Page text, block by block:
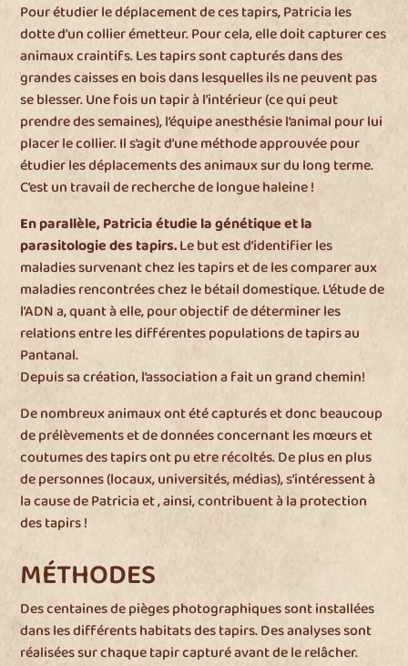
Pour étudier le déplacement de ces tapirs, Patricia les
dotte d’un collier émetteur. Pour cela, elle doit capturer ces
animaux craintifs. Les tapirs sont capturés dans des
grandes caisses en bois dans lesquelles ils ne peuvent pas
se blesser. Une fois un tapir à l’intérieur (ce qui peut
prendre des semaines), l’équipe anesthésie l’animal pour lui
placer le collier. Il s’agit d’une méthode approuvée pour
étudier les déplacements des animaux sur du long terme.
C’est un travail de recherche de longue haleine !
En parallèle, Patricia étudie la génétique et la
parasitologie des tapirs.Le but est d’identifier les
maladies survenant chez les tapirs et de les comparer aux
maladies rencontrées chez le bétail domestique. L’étude de
l’ADN a, quant à elle, pour objectif de déterminer les
relations entre les différentes populations de tapirs au
Pantanal.
Depuis sa création, l’association a fait un grand chemin!
De nombreux animaux ont été capturés et donc beaucoup
de prélèvements et de données concernant les mœurs et
coutumes des tapirs ont pu etre récoltés. De plus en plus
de personnes (locaux, universités, médias), s’intéressent à
la cause de Patricia et , ainsi, contribuent à la protection
des tapirs !
MÉTHODES
Des centaines de pièges photographiques sont installées
dans les différents habitats des tapirs. Des analyses sont
réalisées sur chaque tapir capturé avant de le relâcher.